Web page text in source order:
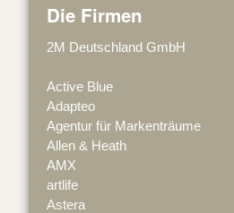
Die Firmen
2M Deutschland GmbH
Active Blue
Adapteo
Agentur für Markenträume
Allen & Heath
AMX
artlife
Astera